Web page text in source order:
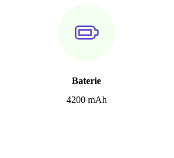
Baterie
4200 mAh